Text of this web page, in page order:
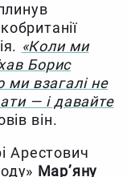
«Коли ми
Борис
взагалі не
— і давайте
він.
Арестович
Мар’яну